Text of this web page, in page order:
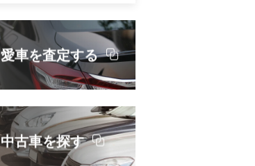
愛車を査定する
中古車を探す